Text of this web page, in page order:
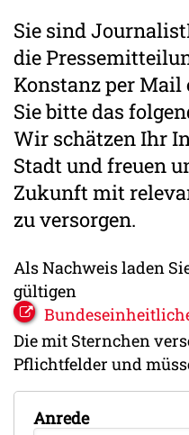
Sie sind
die
Konstanz per
Sie bitte das
Wir schätzen Ihr
Stadt und freuen
Zukunft mit
zu versorgen.
Als Nachweis laden
gültigen
Die mit Sternchen
Pflichtfelder und
Anrede